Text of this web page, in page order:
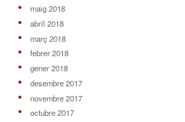
maig 2018
abril 2018
març 2018
febrer 2018
gener 2018
desembre 2017
novembre 2017
octubre 2017